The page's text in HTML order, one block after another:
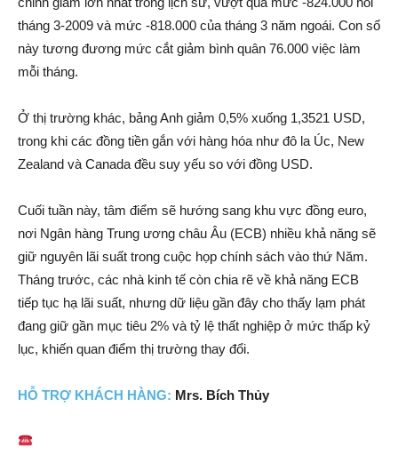
tháng 3-2009 và mức -818.000 của tháng 3 năm ngoái. Con số
này tương đương mức cắt giảm bình quân 76.000 việc làm
mỗi tháng.
Ở thị trường khác, bảng Anh giảm 0,5% xuống 1,3521 USD,
trong khi các đồng tiền gắn với hàng hóa như đô la Úc, New
Zealand và Canada đều suy yếu so với đồng USD.
Cuối tuần này, tâm điểm sẽ hướng sang khu vực đồng euro,
nơi Ngân hàng Trung ương châu Âu (ECB) nhiều khả năng sẽ
giữ nguyên lãi suất trong cuộc họp chính sách vào thứ Năm.
Tháng trước, các nhà kinh tế còn chia rẽ về khả năng ECB
tiếp tục hạ lãi suất, nhưng dữ liệu gần đây cho thấy lạm phát
đang giữ gần mục tiêu 2% và tỷ lệ thất nghiệp ở mức thấp kỷ
lục, khiến quan điểm thị trường thay đổi.
HỖ TRỢ KHÁCH HÀNG: Mrs. Bích Thủy